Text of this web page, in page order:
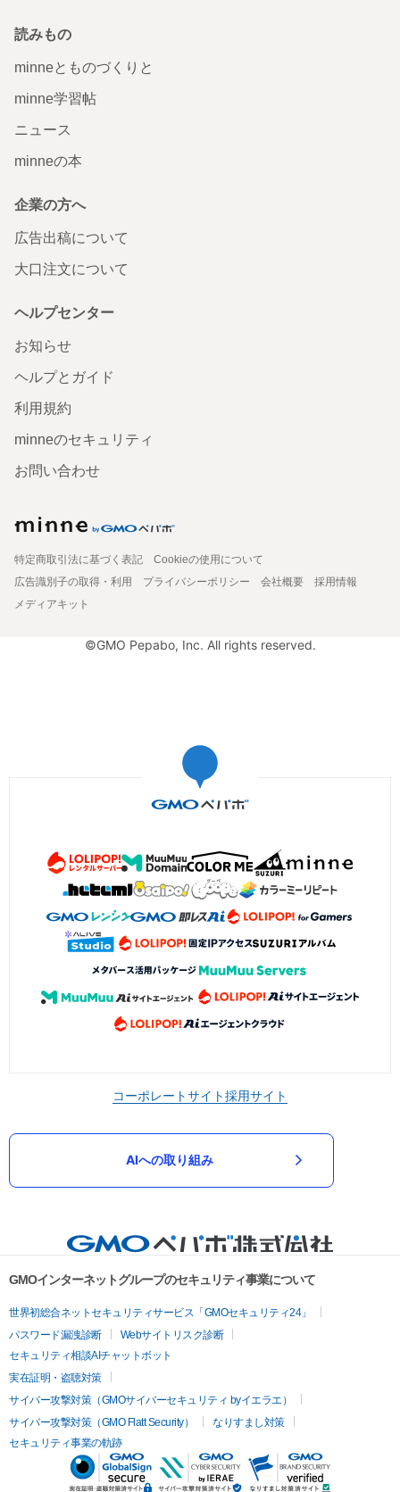
読みもの
minneとものづくりと
minne学習帖
ニュース
minneの本
企業の方へ
広告出稿について
大口注文について
ヘルプセンター
お知らせ
ヘルプとガイド
利用規約
minneのセキュリティ
お問い合わせ
特定商取引法に基づく表記
Cookieの使用について
広告識別子の取得・利用
プライバシーポリシー 会社概要
採用情報
メディアキット
©GMO Pepabo, Inc. All rights reserved.
コーポレートサイト採用サイト
AIへの取り組み
GMOインターネットグループのセキュリティ事業について
世界初総合ネットセキュリティサービス「GMOセキュリティ24」
パスワード漏洩診断
Webサイトリスク診断
セキュリティ相談AIチャットボット
実在証明・盗聴対策
サイバー攻撃対策（GMOサイバーセキュリティ byイエラエ）
サイバー攻撃対策（GMO Flatt Security）
なりすまし対策
セキュリティ事業の軌跡